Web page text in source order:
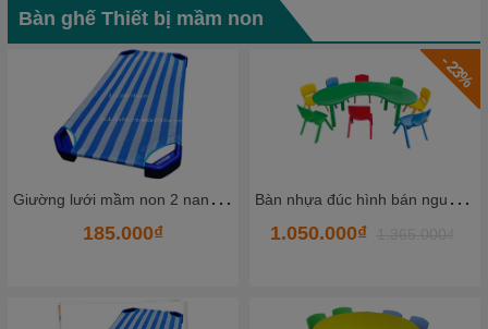
Bàn ghế Thiết bị mầm non
B
àn nhựa đúc hình bán nguyệt NK
1.050.000₫ 1.365.000₫
Bàn nhựa đúc hình vuông NK
645.000₫